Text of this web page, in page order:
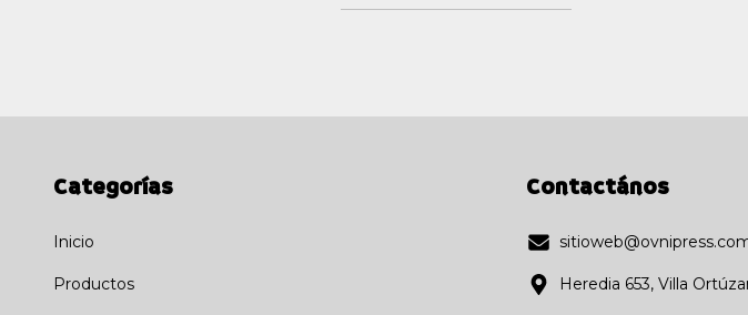
Categorías
Inicio
Productos
Contactános
Heredia 653, Villa